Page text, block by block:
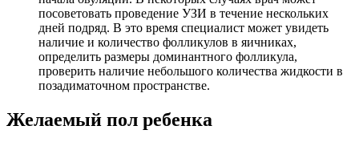
посоветовать проведение УЗИ в течение нескольких
дней подряд. В это время специалист может увидеть
наличие и количество фолликулов в яичниках,
определить размеры доминантного фолликула,
проверить наличие небольшого количества жидкости в
позадиматочном пространстве.
Желаемый пол ребенка